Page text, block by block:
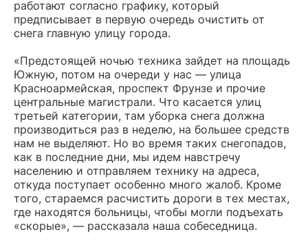
работают согласно графику, который
предписывает в первую очередь очистить от
снега главную улицу города.
«Предстоящей ночью техника зайдет на площадь
Южную, потом на очереди у нас — улица
Красноармейская, проспект Фрунзе и прочие
центральные магистрали. Что касается улиц
третьей категории, там уборка снега должна
производиться раз в неделю, на большее средств
нам не выделяют. Но во время таких снегопадов,
как в последние дни, мы идем навстречу
населению и отправляем технику на адреса,
откуда поступает особенно много жалоб. Кроме
того, стараемся расчистить дороги в тех местах,
где находятся больницы, чтобы могли подъехать
«скорые», — рассказала наша собеседница.